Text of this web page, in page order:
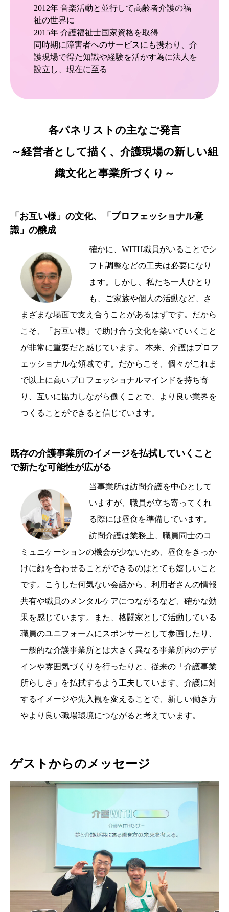
2012年 音楽活動と並行して高齢者介護の福
祉の世界に
2015年 介護福祉士国家資格を取得
同時期に障害者へのサービスにも携わり、介
護現場で得た知識や経験を活かす為に法人を
設立し、現在に至る
各パネリストの主なご発言
～経営者として描く、介護現場の新しい組
織文化と事業所づくり～
「お互い様」の文化、「プロフェッショナル意
識」の醸成
確かに、WITH職員がいることでシ
フト調整などの工夫は必要になり
ます。しかし、私たち一人ひとり
も、ご家族や個人の活動など、さ
まざまな場面で支え合うことがあるはずです。だから
こそ、「お互い様」で助け合う文化を築いていくこと
が非常に重要だと感じています。 本来、介護はプロフ
ェッショナルな領域です。だからこそ、個々がこれま
で以上に高いプロフェッショナルマインドを持ち寄
り、互いに協力しながら働くことで、より良い業界を
つくることができると信じています。
既存の介護事業所のイメージを払拭していくこと
で新たな可能性が広がる
当事業所は訪問介護を中心として
いますが、職員が立ち寄ってくれ
る際には昼食を準備しています。
訪問介護は業務上、職員同士のコ
ミュニケーションの機会が少ないため、昼食をきっか
けに顔を合わせることができるのはとても嬉しいこと
です。こうした何気ない会話から、利用者さんの情報
共有や職員のメンタルケアにつながるなど、確かな効
果を感じています。また、格闘家として活動している
職員のユニフォームにスポンサーとして参画したり、
一般的な介護事業所とは大きく異なる事業所内のデザ
インや雰囲気づくりを行ったりと、従来の「介護事業
所らしさ」を払拭するよう工夫しています。介護に対
するイメージや先入観を変えることで、新しい働き方
やより良い職場環境につながると考えています。
ゲストからのメッセージ